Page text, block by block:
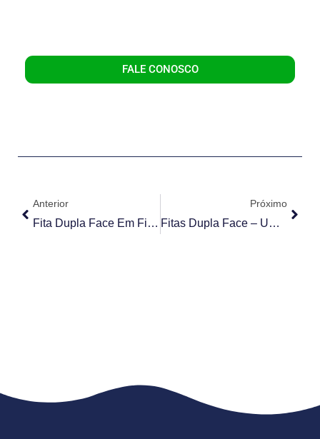
FALE CONOSCO
Anterior
Fita Dupla Face Em Filme De PVC
Próximo
Fitas Dupla Face – Uma Solução Prática E Econômica